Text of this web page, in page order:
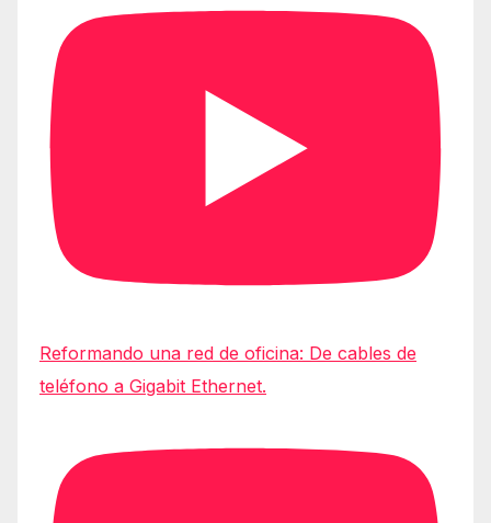
Reformando una red de oficina: De cables de
teléfono a Gigabit Ethernet.